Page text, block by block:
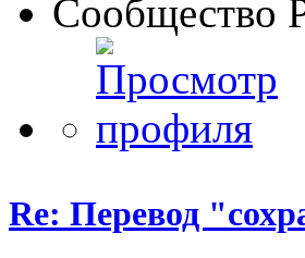
Сообщество
Re: Перевод